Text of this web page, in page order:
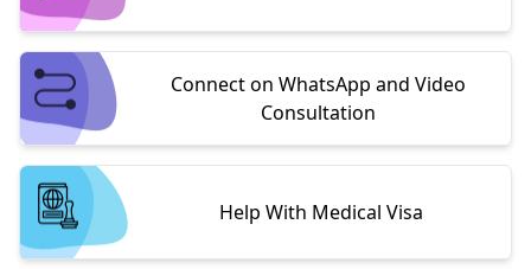
Connect on WhatsApp and Video
Consultation
Help With Medical Visa